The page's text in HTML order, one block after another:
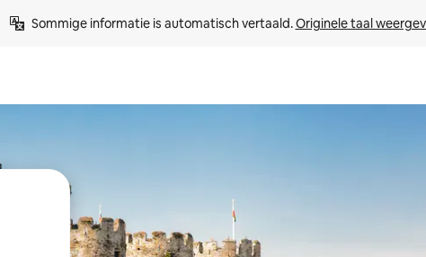
Sommige informatie is automatisch vertaald. Originele taal